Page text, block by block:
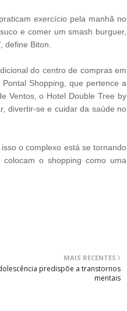
exercício pela manhã no
e comer um smash burguer,
define Biton.
do centro de compras em
Shopping, que pertence a
Ventos, o Hotel Double Tree by
divertir-se e cuidar da saúde no
o complexo está se tornando
o shopping como uma
MAIS RECENTES
predispõe a transtornos
mentais